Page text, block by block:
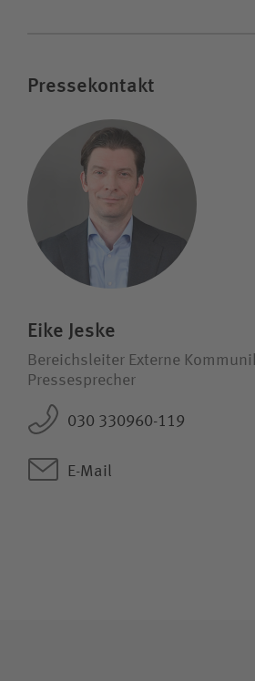
Pressekontakt
Eike Jeske
Bereichsleiter Externe
Pressesprecher
030 330960-119
E-Mail